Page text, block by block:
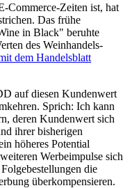
Commerce-Zeiten ist, hat
Das frühe
in Black" beruhte
des Weinhandels-
dem Handelsblatt
auf diesen Kundenwert
Sprich: Ich kann
deren Kundenwert sich
ihrer bisherigen
höheres Potential
Werbeimpulse sich
die
überkompensieren.